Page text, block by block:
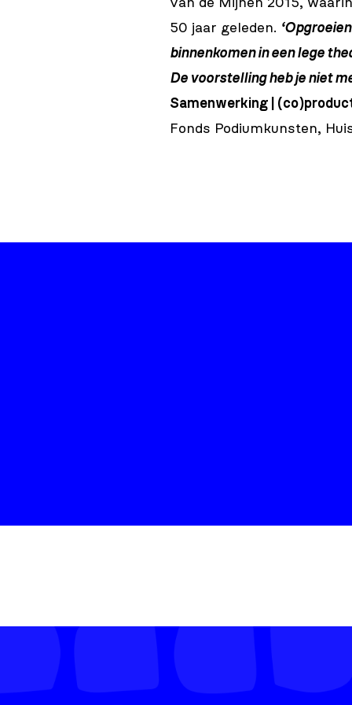
van de Mijnen 2015,
50 jaar geleden.
binnenkomen in een lege
De voorstelling heb je niet
Samenwerking |
Fonds Podiumkunsten,